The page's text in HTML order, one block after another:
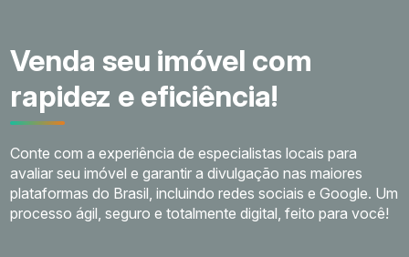
Venda seu imóvel com
rapidez e eficiência!
Conte com a experiência de especialistas locais para
avaliar seu imóvel e garantir a divulgação nas maiores
plataformas do Brasil, incluindo redes sociais e Google. Um
processo ágil, seguro e totalmente digital, feito para você!